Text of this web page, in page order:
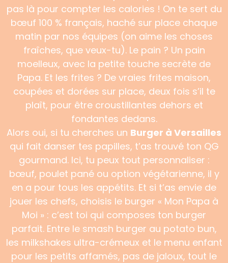
pas là pour compter les calories ! On te sert du
bœuf 100 % français, haché sur place chaque
matin par nos équipes (on aime les choses
fraîches, que veux-tu). Le pain ? Un pain
moelleux, avec la petite touche secrète de
Papa. Et les frites ? De vraies frites maison,
coupées et dorées sur place, deux fois s’il te
plaît, pour être croustillantes dehors et
fondantes dedans.
Alors oui, si tu cherches un Burger à Versailles
qui fait danser tes papilles, t’as trouvé ton QG
gourmand. Ici, tu peux tout personnaliser :
bœuf, poulet pané ou option végétarienne, il y
en a pour tous les appétits. Et si t’as envie de
jouer les chefs, choisis le burger « Mon Papa à
Moi » : c’est toi qui composes ton burger
parfait. Entre le smash burger au potato bun,
les milkshakes ultra-crémeux et le menu enfant
pour les petits affamés, pas de jaloux, tout le